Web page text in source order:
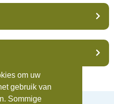
om uw
gebruik van
Sommige